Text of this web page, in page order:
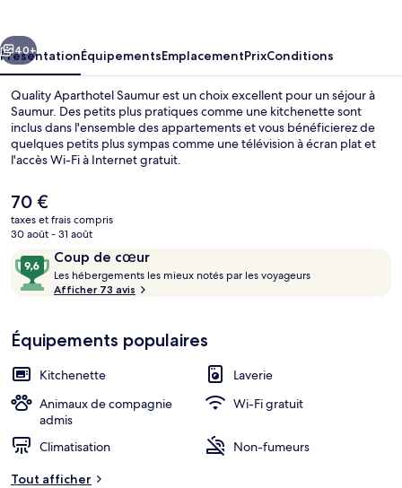
Suivant
40+
PrésentationÉquipementsEmplacementPrixConditions
Quality Aparthotel Saumur est un choix excellent pour un séjour à
Saumur. Des petits plus pratiques comme une kitchenette sont
inclus dans l'ensemble des appartements et vous bénéficierez de
quelques petits plus sympas comme une télévision à écran plat et
l'accès Wi-Fi à Internet gratuit.
Le
prix
actuel
de
70 €.
70 €
taxes et frais compris
30 août - 31 août
Avis
voyageurs
Coup de cœur
9,6
sur
10,
cœur
Les hébergements les mieux notés par les voyageurs
Afficher 73 avis
Équipements populaires
Kitchenette
Laverie
Animaux de compagnie
admis
Wi-Fi gratuit
Climatisation
Non-fumeurs
Tout afficher